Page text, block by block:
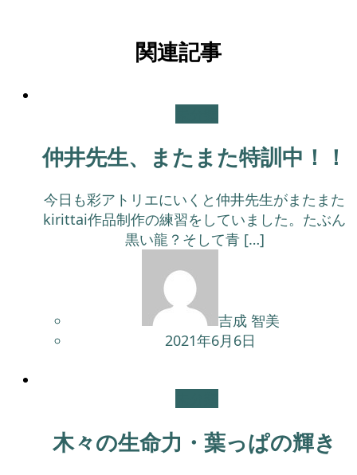
関連記事
仲井先生、またまた特訓中！！
今日も彩アトリエにいくと仲井先生がまたまた
kirittai作品制作の練習をしていました。たぶん
黒い龍？そして青 […]
吉成 智美
2021年6月6日
木々の生命力・葉っぱの輝き